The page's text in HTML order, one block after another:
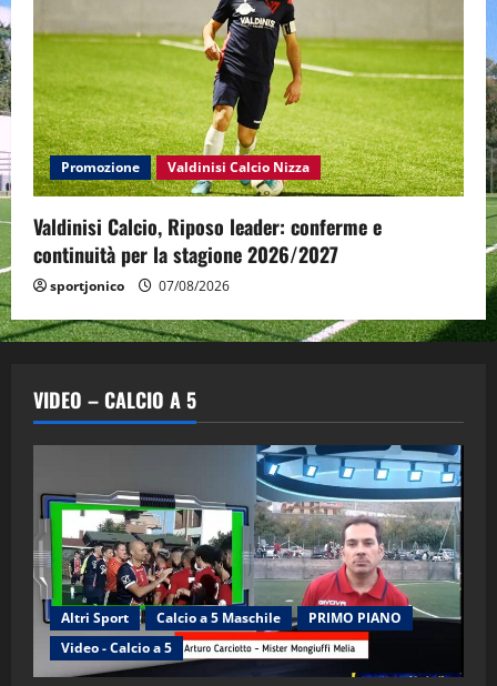
Promozione Valdinisi Calcio Nizza
Valdinisi Calcio, Riposo leader: conferme e
continuità per la stagione 2026/2027
sportjonico 07/08/2026
VIDEO – CALCIO A 5
Altri Sport Calcio a 5 Maschile
PRIMO PIANO
Video - Calcio a 5